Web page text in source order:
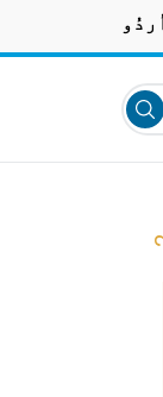
دیگر تلاش
Submit search